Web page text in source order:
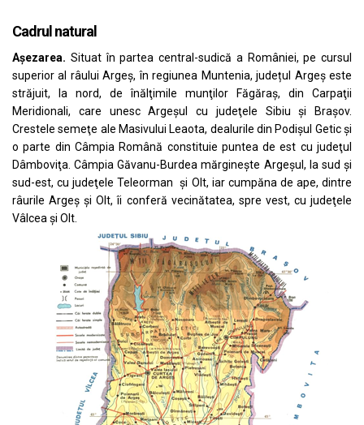
Cadrul natural
Așezarea. Situat în partea central-sudică a României, pe cursul
superior al râului Argeș, în regiunea Muntenia, județul Argeș este
străjuit, la nord, de înălţimile munţilor Făgăraş, din Carpaţii
Meridionali, care unesc Argeşul cu judeţele Sibiu şi Braşov.
Crestele semeţe ale Masivului Leaota, dealurile din Podişul Getic şi
o parte din Câmpia Română constituie puntea de est cu judeţul
Dâmboviţa. Câmpia Găvanu-Burdea mărgineşte Argeșul, la sud şi
sud-est, cu judeţele Teleorman şi Olt, iar cumpăna de ape, dintre
râurile Argeş şi Olt, îi conferă vecinătatea, spre vest, cu judeţele
Vâlcea şi Olt.